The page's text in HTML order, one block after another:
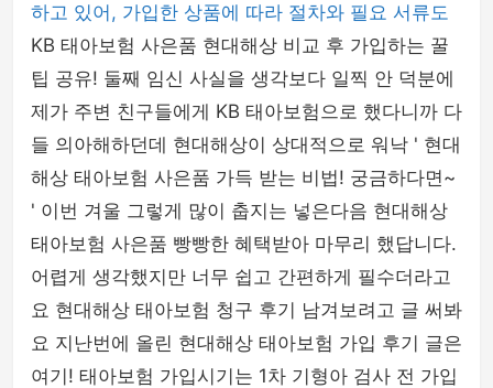
no-sql
php
하고 있어, 가입한 상품에 따라 절차와 필요 서류도
KB 태아보험 사은품 현대해상 비교 후 가입하는 꿀
팁 공유! 둘째 임신 사실을 생각보다 일찍 안 덕분에
제가 주변 친구들에게 KB 태아보험으로 했다니까 다
들 의아해하던데 현대해상이 상대적으로 워낙 ' 현대
해상 태아보험 사은품 가득 받는 비법! 궁금하다면~
' 이번 겨울 그렇게 많이 춥지는 넣은다음 현대해상
태아보험 사은품 빵빵한 혜택받아 마무리 했답니다.
어렵게 생각했지만 너무 쉽고 간편하게 필수더라고
요 현대해상 태아보험 청구 후기 남겨보려고 글 써봐
요 지난번에 올린 현대해상 태아보험 가입 후기 글은
여기! 태아보험 가입시기는 1차 기형아 검사 전 가입